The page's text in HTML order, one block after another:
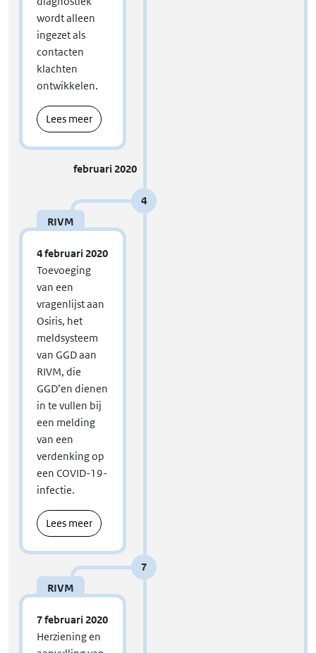
wordt alleen
ingezet als
contacten
klachten
ontwikkelen.
Lees meer
februari 2020
4
RIVM
4 februari 2020
Toevoeging
van een
vragenlijst aan
Osiris, het
meldsysteem
van GGD aan
RIVM, die
GGD’en dienen
in te vullen bij
een melding
van een
verdenking op
een COVID-19-
infectie.
Lees meer
7
RIVM
7 februari 2020
Herziening en